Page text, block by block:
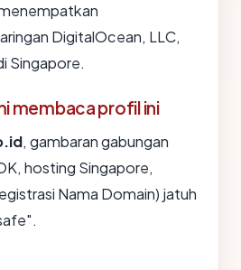
DigitalOcean, LLC,
Singapore.
membaca profil ini
, gambaran gabungan
hosting Singapore,
Nama Domain) jatuh